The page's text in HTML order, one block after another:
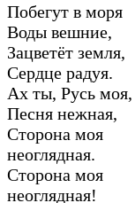
Побегут в моря
Воды вешние,
Зацветёт земля,
Сердце радуя.
Ах ты, Русь моя,
Песня нежная,
Сторона моя
неоглядная.
Сторона моя
неоглядная!